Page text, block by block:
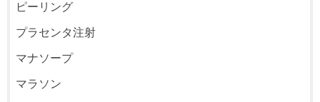
ピーリング
プラセンタ注射
マナソープ
マラソン